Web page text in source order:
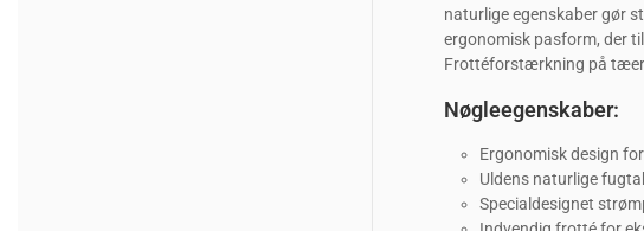
naturlige egenskaber gør
ergonomisk pasform, der
Frottéforstærkning på tæer
Nøgleegenskaber:
Ergonomisk design
Uldens naturlige
Specialdesignet